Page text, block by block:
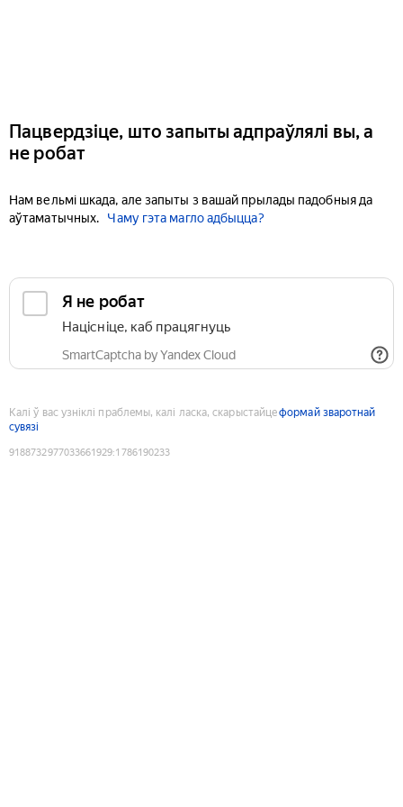
Пацвердзіце, што запыты адпраўлялі вы, а
не робат
Нам вельмі шкада, але запыты з вашай прылады падобныя да
аўтаматычных.
Чаму гэта магло адбыцца?
Я не робат
Націсніце, каб працягнуць
SmartCaptcha by Yandex Cloud
Калі ў вас узніклі праблемы, калі ласка, скарыстайцеформай зваротнай
сувязі
9188732977033661929:1786190233